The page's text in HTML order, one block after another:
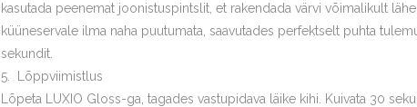
kasutada peenemat joonistuspintslit, et rakendada värvi võimalikult
küüneservale ilma naha puutumata, saavutades perfektselt puhta
sekundit.
Lõppviimistlus
Lõpeta LUXIO Gloss-ga, tagades vastupidava läike kihi. Kuivata 30